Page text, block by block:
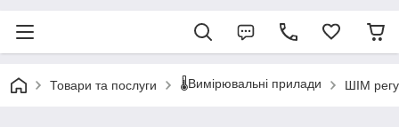
Товари та послуги 🌡️Вимірювальні прилади ШІМ